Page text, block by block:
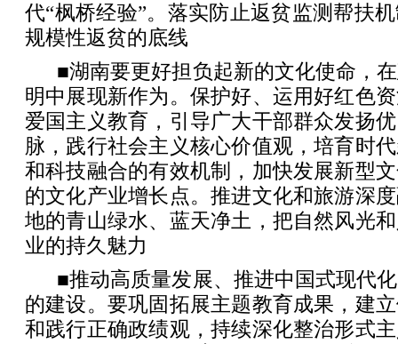
代“枫桥经验”。落实防止返贫监测帮扶
规模性返贫的底线
■湖南要更好担负起新的文化使命，
明中展现新作为。保护好、运用好红色
爱国主义教育，引导广大干部群众发扬
脉，践行社会主义核心价值观，培育时
和科技融合的有效机制，加快发展新型
的文化产业增长点。推进文化和旅游深
地的青山绿水、蓝天净土，把自然风光
业的持久魅力
■推动高质量发展、推进中国式现代
的建设。要巩固拓展主题教育成果，建
和践行正确政绩观，持续深化整治形式